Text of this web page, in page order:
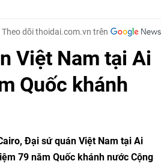
Theo dõi thoidai.com.vn trên
Việt Nam tại Ai
Quốc khánh
Đại sứ quán Việt Nam tại Ai
79 năm Quốc khánh nước Cộng